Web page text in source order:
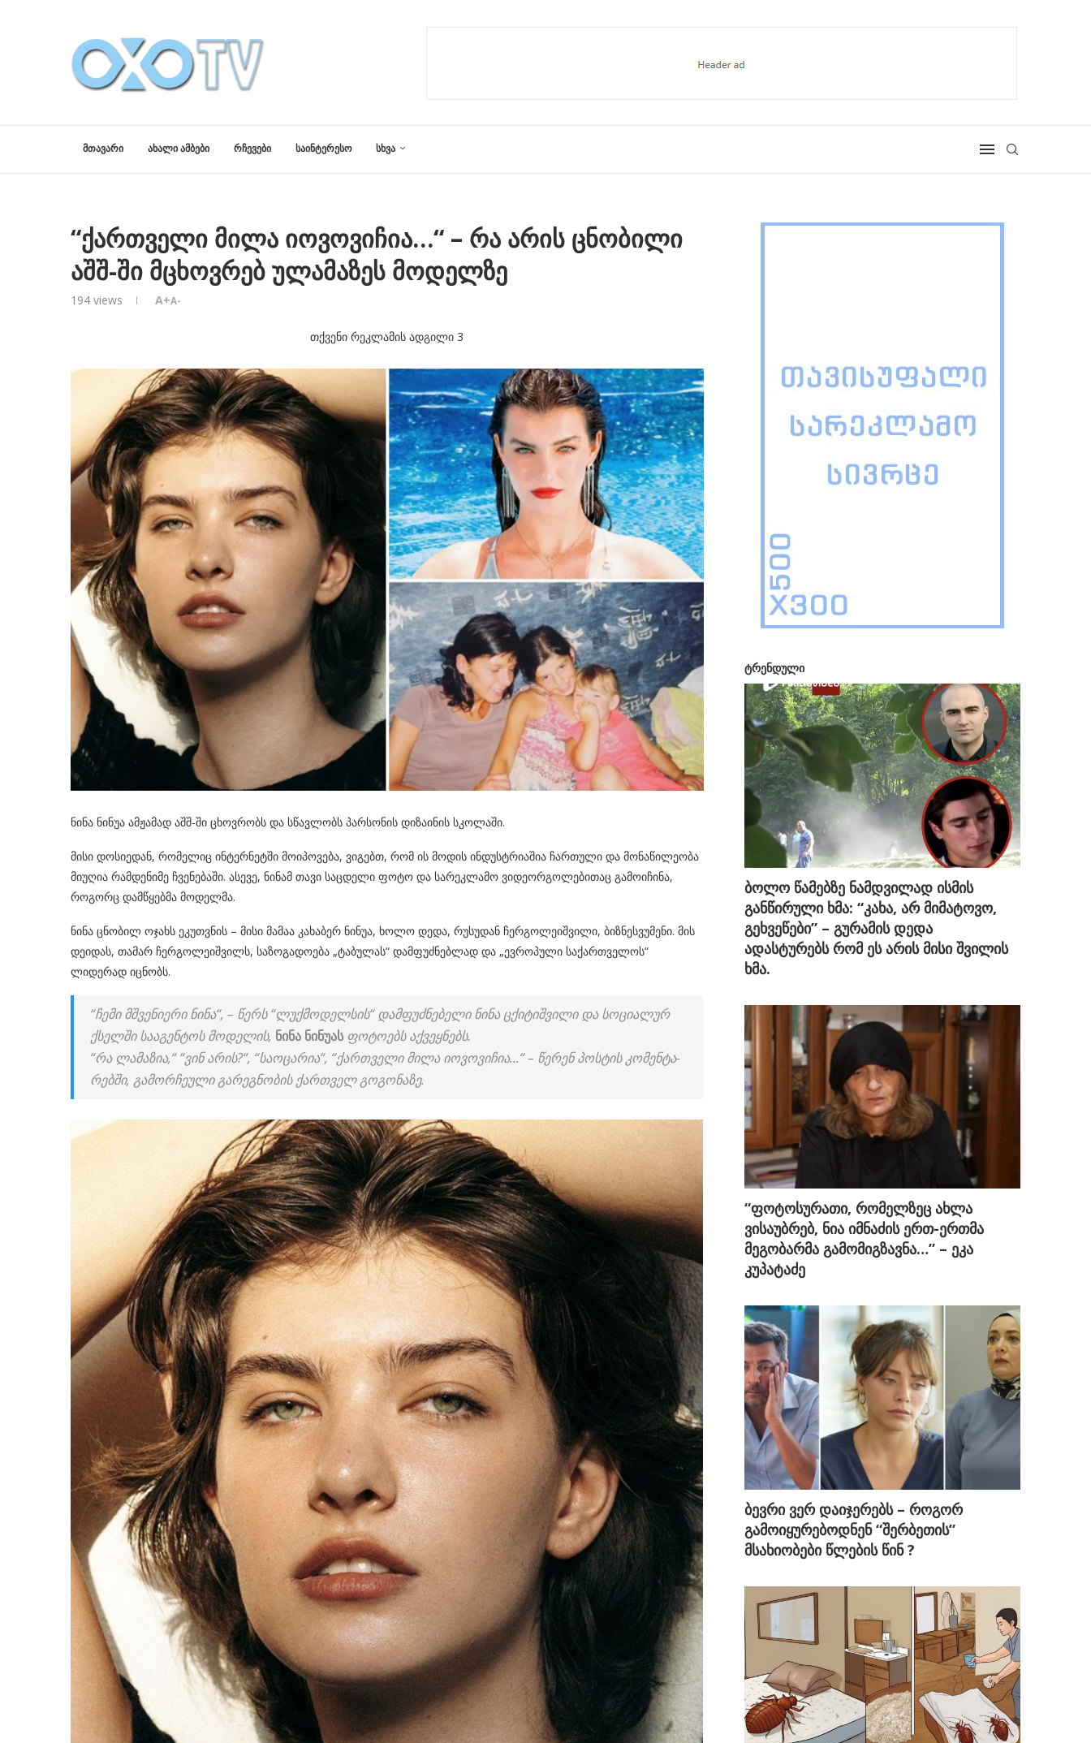
ᲛᲗᲐᲕᲐᲠᲘ ᲐᲮᲐᲚᲘ ᲐᲛᲑᲔᲑᲘ ᲠᲩᲔᲕᲔᲑᲘ ᲡᲐᲘᲜᲢᲔᲠᲔᲡᲝ ᲡᲮᲕᲐ
“ქართველი მილა იოვოვიჩია…“ – რა არის ცნობილი
აშშ-ში მცხოვრებ ულამაზეს მოდელზე
194 views A+A-
თქვენი რეკლამის ადგილი 3
ნინა ნინუა ამჟამად აშშ-ში ცხოვრობს და სწავლობს პარსონის დიზაინის სკოლაში.
მისი დოსიედან, რომელიც ინტერნეტში მოიპოვება, ვიგებთ, რომ ის მოდის ინდუსტრიაშია ჩართული და მონაწილეობა
მიუღია რამდენიმე ჩვენებაში. ასევე, ნინამ თავი საცდელი ფოტო და სარეკლამო ვიდეორგოლებითაც გამოიჩინა,
როგორც დამწყებმა მოდელმა.
ნინა ცნობილ ოჯახს ეკუთვნის – მისი მამაა კახაბერ ნინუა, ხოლო დედა, რუსუდან ჩერგოლეიშვილი, ბიზნესვუმენი. მის
დეიდას, თამარ ჩერგოლეიშვილს, საზოგადოება „ტაბულას“ დამფუძნებლად და „ევროპული საქართველოს“
ლიდერად იცნობს.
“ჩემი მშვე­ნი­ე­რი ნინა“, – წერს “ლუქ­მო­დელ­სის“ დამ­ფუძ­ნე­ბე­ლი ნინა ცქი­ტიშ­ვი­ლი და სო­ცი­ა­ლურ
ქსელ­ში სა­ა­გენ­ტოს მო­დე­ლის, ნინა ნი­ნუ­ას ფო­ტო­ებს აქ­ვეყ­ნებს.
“რა ლა­მა­ზია,“ “ვინ არის?“, “სა­ო­ცა­რია“, “ქარ­თვე­ლი მილა იო­ვო­ვი­ჩია…“ – წე­რენ პოს­ტის კო­მენ­ტა­
რებ­ში, გა­მორ­ჩე­უ­ლი გა­რეგ­ნო­ბის ქარ­თველ გო­გო­ნა­ზე.
ტრენდული
ბოლო წამებზე ნამდვილად ისმის
განწირული ხმა: “კახა, არ მიმატოვო,
გეხვეწები” – გურამის დედა
ადასტურებს რომ ეს არის მისი შვილის
ხმა.
“ფოტოსურათი, რომელზეც ახლა
ვისაუბრებ, ნია იმნაძის ერთ-ერთმა
მეგობარმა გამომიგზავნა…” – ეკა
კუპატაძე
ბევრი ვერ დაიჯერებს – როგორ
გამოიყურებოდნენ “შერბეთის”
მსახიობები წლების წინ ?